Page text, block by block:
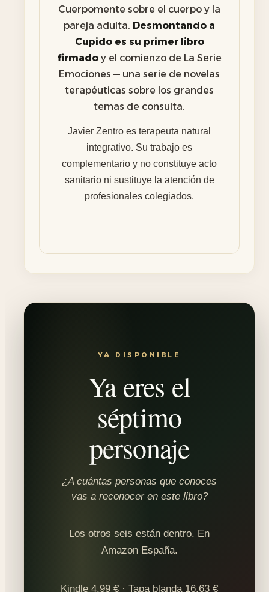
Cuerpomente sobre el cuerpo y la
pareja adulta. Desmontando a
Cupido es su primer libro
firmadoy el comienzo de La Serie
Emociones — una serie de novelas
terapéuticas sobre los grandes
temas de consulta.
Javier Zentro es terapeuta natural
integrativo. Su trabajo es
complementario y no constituye acto
sanitario ni sustituye la atención de
profesionales colegiados.
YA DISPONIBLE
Ya eres el
séptimo
personaje
¿A cuántas personas que conoces
vas a reconocer en este libro?
Los otros seis están dentro. En
Amazon España.
Kindle 4,99 € · Tapa blanda 16,63 €